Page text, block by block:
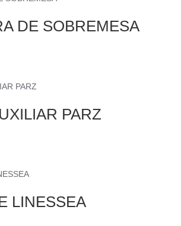
DE SOBREMESA
PARZ
LINESSEA